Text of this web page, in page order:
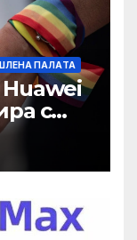
ПАЛAТА
с
·